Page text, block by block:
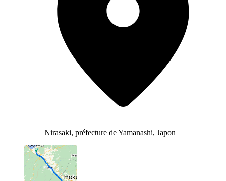
Nirasaki, préfecture de Yamanashi, Japon